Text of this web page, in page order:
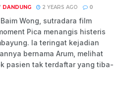
DANDUNG 2 YEARS AGO 0
Wong, sutradara film
Pica menangis histeris
Ia teringat kejadian
bernama Arum, melihat
pasien tak terdaftar yang tiba-